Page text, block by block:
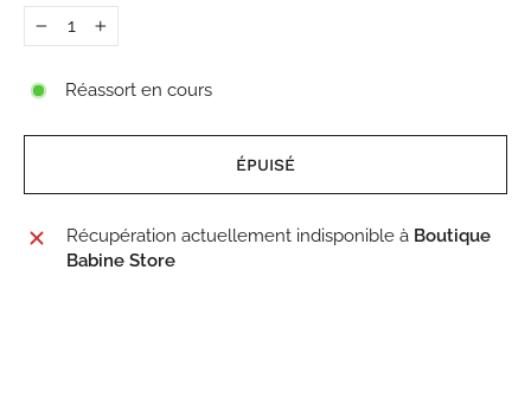
+
Réassort en cours
ÉPUISÉ
Récupération actuellement indisponible à Boutique
Babine Store